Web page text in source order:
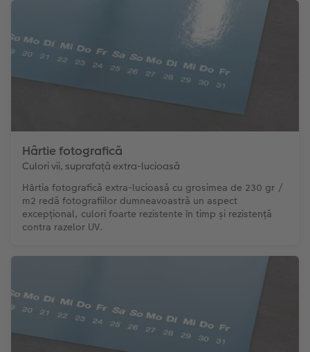
Hârtie fotografică
Culori vii, suprafață extra-lucioasă
Hârtia fotografică extra-lucioasă cu grosimea de 230 gr /
m2 redă fotografiilor dumneavoastră un aspect
excepțional, culori foarte rezistente în timp și rezistență
contra razelor UV.